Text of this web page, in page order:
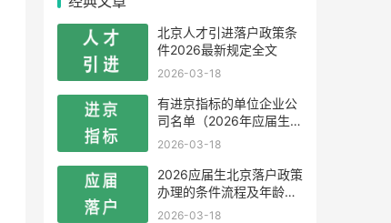
北京人才引进落户政策条
件2026最新规定全文
2026-03-18
有进京指标的单位企业公
司名单（2026年应届生留
学生）
2026-03-18
2026应届生北京落户政策
办理的条件流程及年龄限
制
2026-03-18